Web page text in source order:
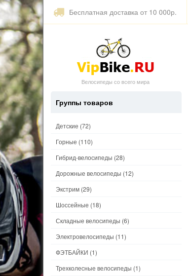
Бесплатная доставка от 10 000р.
Велосипеды со всего мира
Группы товаров
Детские (72)
Горные (110)
Гибрид-велосипеды (28)
Дорожные велосипеды (12)
Экстрим (29)
Шоссейные (18)
Складные велосипеды (6)
Электровелосипеды (11)
ФЭТБАЙКИ (1)
Трехколесные велосипеды (1)